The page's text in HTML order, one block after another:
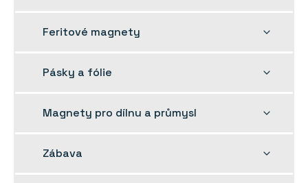
Feritové magnety
Rozbalit
Pásky a fólie
Rozbalit
Magnety pro dílnu a průmysl
Rozbalit
Zábava
Rozbalit